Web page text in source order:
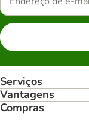
Serviços
Vantagens
Compras